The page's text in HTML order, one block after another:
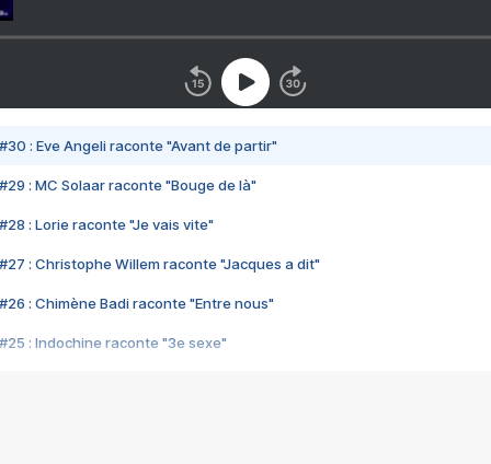
#30 : Eve Angeli raconte "Avant de partir"
#29 : MC Solaar raconte "Bouge de là"
#28 : Lorie raconte "Je vais vite"
#27 : Christophe Willem raconte "Jacques a dit"
#26 : Chimène Badi raconte "Entre nous"
#25 : Indochine raconte "3e sexe"